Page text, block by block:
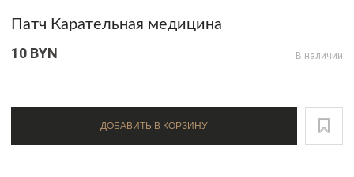
Патч Карательная медицина
10 BYN В наличии
ДОБАВИТЬ В КОРЗИНУ